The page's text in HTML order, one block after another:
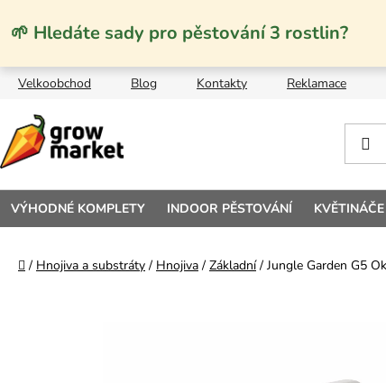
🌱 Hledáte sady pro pěstování 3 rostlin?
Velkoobchod Blog Kontakty Reklamace
VÝHODNÉ KOMPLETY INDOOR PĚSTOVÁNÍ
Domů
/ Hnojiva a substráty / Hnojiva / Základní / Jungle Garden G5